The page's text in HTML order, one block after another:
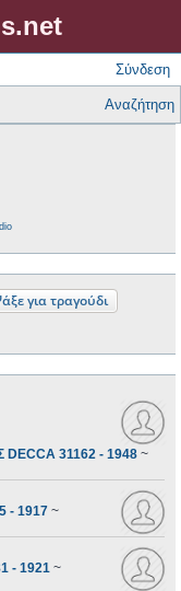
Σύνδεση
Αναζήτηση
31162 - 1948 ~
- 1917 ~
- 1921 ~